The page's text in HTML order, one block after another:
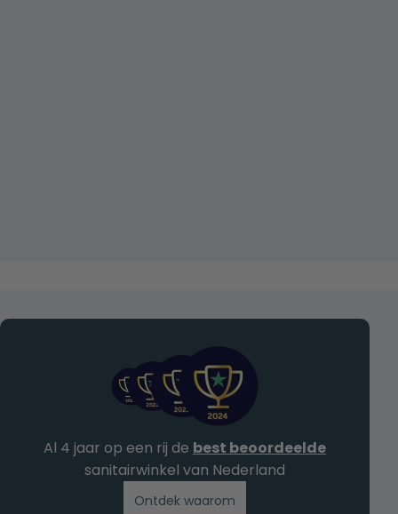
Al 4 jaar op een rij de best beoordeelde
sanitairwinkel van Nederland
Ontdek waarom